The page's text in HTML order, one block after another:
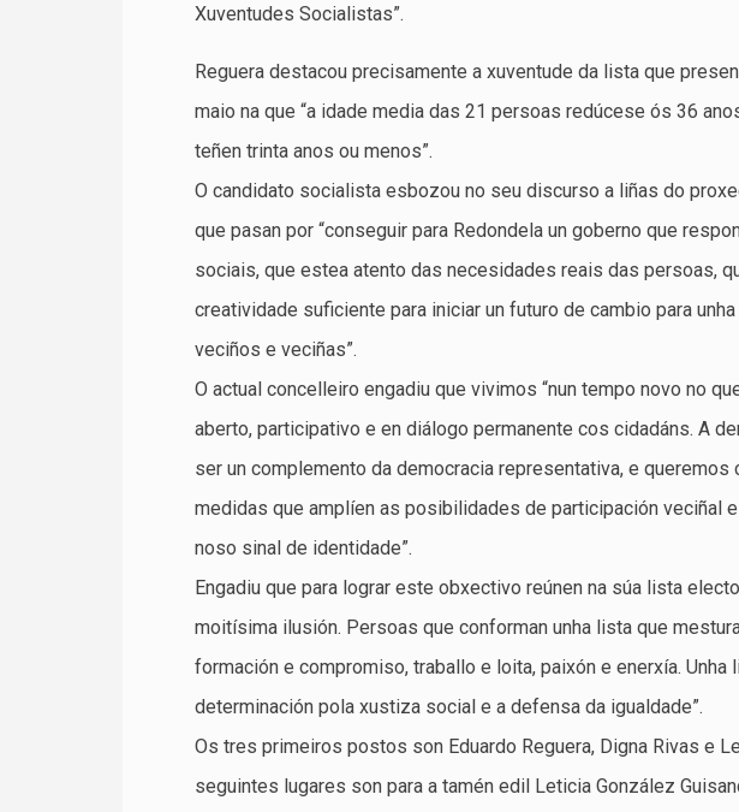
Xuventudes Socialistas”.
Reguera destacou precisamente a xuventude da lista que
maio na que “a idade media das 21 persoas redúcese ós 36
teñen trinta anos ou menos”.
O candidato socialista esbozou no seu discurso a liñas do
que pasan por “conseguir para Redondela un goberno que
sociais, que estea atento das necesidades reais das persoas,
creatividade suficiente para iniciar un futuro de cambio para
veciños e veciñas”.
O actual concelleiro engadiu que vivimos “nun tempo novo no
aberto, participativo e en diálogo permanente cos cidadáns. A
ser un complemento da democracia representativa, e queremos
medidas que amplíen as posibilidades de participación veciñal
noso sinal de identidade”.
Engadiu que para lograr este obxectivo reúnen na súa lista
moitísima ilusión. Persoas que conforman unha lista que
formación e compromiso, traballo e loita, paixón e enerxía. Unha
determinación pola xustiza social e a defensa da igualdade”.
Os tres primeiros postos son Eduardo Reguera, Digna Rivas e
seguintes lugares son para a tamén edil Leticia González